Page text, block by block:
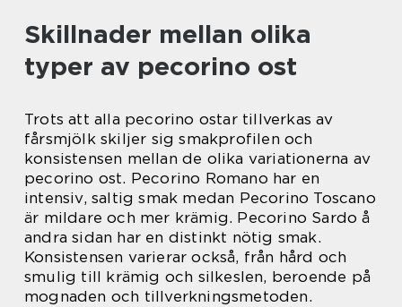
Skillnader mellan olika
typer av pecorino ost
Trots att alla pecorino ostar tillverkas av
fårsmjölk skiljer sig smakprofilen och
konsistensen mellan de olika variationerna av
pecorino ost. Pecorino Romano har en
intensiv, saltig smak medan Pecorino Toscano
är mildare och mer krämig. Pecorino Sardo å
andra sidan har en distinkt nötig smak.
Konsistensen varierar också, från hård och
smulig till krämig och silkeslen, beroende på
mognaden och tillverkningsmetoden.